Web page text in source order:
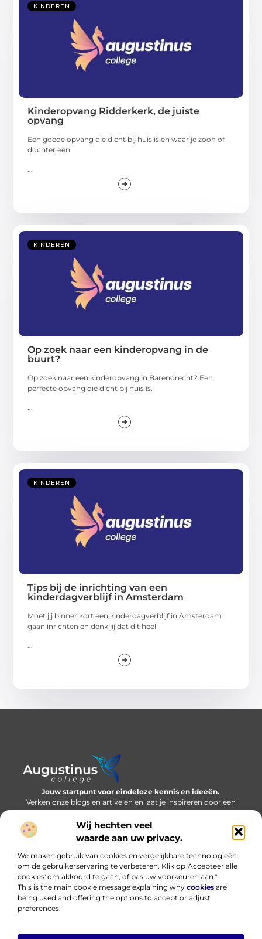
Wij hechten veel
waarde aan uw privacy.
We maken gebruik van cookies en vergelijkbare technologieën
om de gebruikerservaring te verbeteren. Klik op 'Accepteer alle
cookies' om akkoord te gaan, of pas uw voorkeuren aan."
This is the main cookie message explaining why cookies are
being used and offering the options to accept or adjust
preferences.
KINDEREN
Kinderopvang Ridderkerk, de juiste
opvang
Een goede opvang die dicht bij huis is en waar je zoon of
dochter een
KINDEREN
Op zoek naar een kinderopvang in de
buurt?
Op zoek naar een kinderopvang in Barendrecht? Een
perfecte opvang die dicht bij huis is.
KINDEREN
Tips bij de inrichting van een
kinderdagverblijf in Amsterdam
Moet jij binnenkort een kinderdagverblijf in Amsterdam
gaan inrichten en denk jij dat dit heel
...
Jouw startpunt voor eindeloze kennis en ideeën.
Verken onze blogs en artikelen en laat je inspireren door een
wereld vol inzichten.
Bericht categorie
Onze informatie